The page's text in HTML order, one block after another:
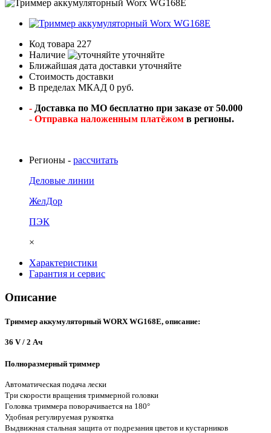
Код товара 227
Наличие
уточняйте
Ближайшая дата доставки уточняйте
Стоимость доставки
В пределах МКАД 0 руб.
- Доставка по МО бесплатно при заказе от 50.000
- Отправка наложенным платёжом в регионы.
Регионы - рассчитать
Деловые линии
ЖелДор
ПЭК
×
Характеристики
Гарантия и сервис
Описание
Триммер аккумуляторный WORX WG168E, описание:
36 V / 2 Ач
Полноразмерный триммер
Автоматическая подача лески
Три скорости вращения триммерной головки
Головка триммера поворачивается на 180°
Удобная регулируемая рукоятка
Выдвижная стальная защита от подрезания цветов и кустарников